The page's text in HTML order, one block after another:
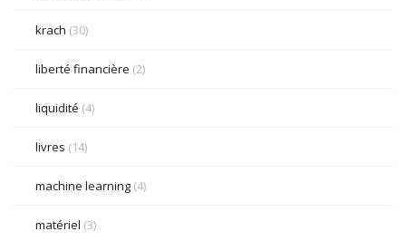
krach (30)
liberté financière (2)
liquidité (4)
livres (14)
machine learning (4)
matériel (3)